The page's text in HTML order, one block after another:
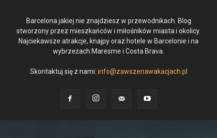
Barcelona jakiej nie znajdziesz w przewodnikach. Blog
stworzony przez mieszkańców i miłośników miasta i okolicy.
Najciekawsze atrakcje, knajpy oraz hotele w Barcelonie i na
wybrzeżach Maresme i Costa Brava.
Skontaktuj się z nami: info@zawszenawakacjach.pl